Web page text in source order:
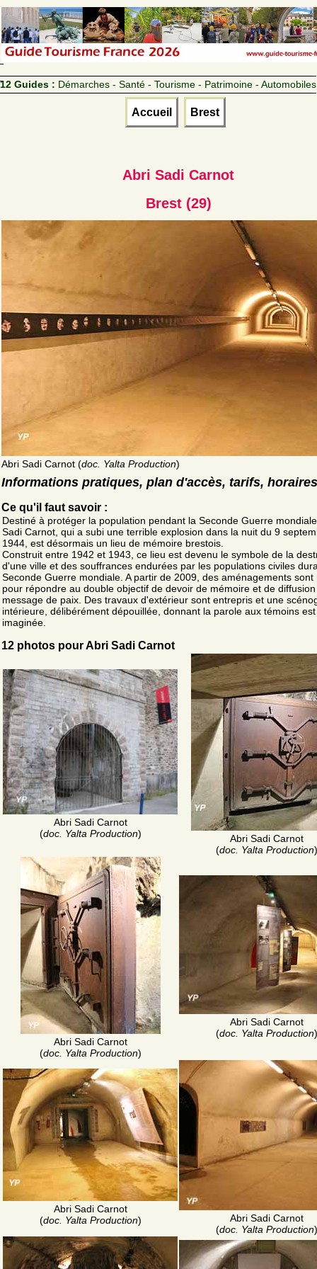
12 Guides : Démarches - Santé - Tourisme - Patrimoine - Automobiles
Accueil Brest
Abri Sadi Carnot
Brest (29)
Abri Sadi Carnot (doc. Yalta Production)
Informations pratiques, plan d'accès, tarifs, horaires
Ce qu'il faut savoir :
Destiné à protéger la population pendant la Seconde Guerre
Sadi Carnot, qui a subi une terrible explosion dans la nuit du 9
1944, est désormais un lieu de mémoire brestois.
Construit entre 1942 et 1943, ce lieu est devenu le symbole de la
d'une ville et des souffrances endurées par les populations civiles
Seconde Guerre mondiale. A partir de 2009, des aménagements sont
pour répondre au double objectif de devoir de mémoire et de
message de paix. Des travaux d'extérieur sont entrepris et une
intérieure, délibérément dépouillée, donnant la parole aux témoins est
imaginée.
12 photos pour Abri Sadi Carnot
Abri Sadi Carnot
(doc. Yalta Production)
Abri Sadi Carnot
(doc. Yalta Production)
Abri Sadi Carnot
(doc. Yalta Production)
Abri Sadi Carnot
(doc. Yalta Production)
Abri Sadi Carnot
(doc. Yalta Production)
Abri Sadi Carnot
(doc. Yalta Production)